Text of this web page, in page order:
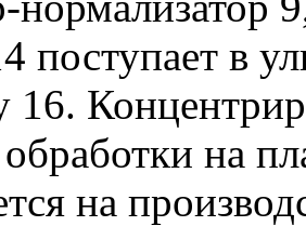
поступает в
16.
на
на